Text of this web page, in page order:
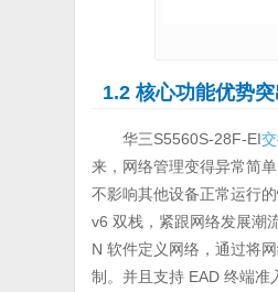
1.2 核心功能优势突
华三S5560S-28F-EI
来，网络管理变得异常简
不影响其他设备正常运行
v6 双栈，紧跟网络发展潮
N 软件定义网络，通过将
制。并且支持 EAD 终端准